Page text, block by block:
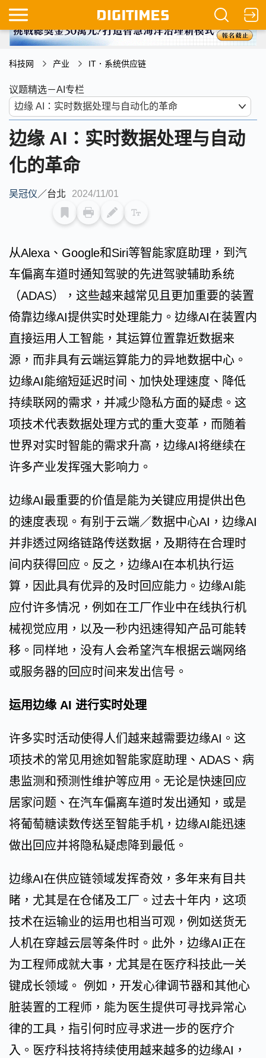
科技网 产业 IT．系统供应链
议题精选－AI专栏
边缘 AI：实时数据处理与自动
化的革命
吴冠仪／台北 2024/11/01
从Alexa、Google和Siri等智能家庭助理，到汽
车偏离车道时通知驾驶的先进驾驶辅助系统
（ADAS），这些越来越常见且更加重要的装置
倚靠边缘AI提供实时处理能力。边缘AI在装置内
直接运用人工智能，其运算位置靠近数据来
源，而非具有云端运算能力的异地数据中心。
边缘AI能缩短延迟时间、加快处理速度、降低
持续联网的需求，并减少隐私方面的疑虑。这
项技术代表数据处理方式的重大变革，而随着
世界对实时智能的需求升高，边缘AI将继续在
许多产业发挥强大影响力。
边缘AI最重要的价值是能为关键应用提供出色
的速度表现。有别于云端／数据中心AI，边缘AI
并非透过网络链路传送数据，及期待在合理时
间内获得回应。反之，边缘AI在本机执行运
算，因此具有优异的及时回应能力。边缘AI能
应付许多情况，例如在工厂作业中在线执行机
械视觉应用，以及一秒内迅速得知产品可能转
移。同样地，没有人会希望汽车根据云端网络
或服务器的回应时间来发出信号。
运用边缘 AI 进行实时处理
许多实时活动使得人们越来越需要边缘AI。这
项技术的常见用途如智能家庭助理、ADAS、病
患监测和预测性维护等应用。无论是快速回应
居家问题、在汽车偏离车道时发出通知，或是
将葡萄糖读数传送至智能手机，边缘AI能迅速
做出回应并将隐私疑虑降到最低。
边缘AI在供应链领域发挥奇效，多年来有目共
睹，尤其是在仓储及工厂。过去十年内，这项
技术在运输业的运用也相当可观，例如送货无
人机在穿越云层等条件时。此外，边缘AI正在
为工程师成就大事，尤其是在医疗科技此一关
键成长领域。 例如，开发心律调节器和其他心
脏装置的工程师，能为医生提供可寻找异常心
律的工具，指引何时应寻求进一步的医疗介
入。医疗科技将持续使用越来越多的边缘AI，